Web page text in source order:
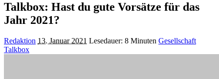
Talkbox: Hast du gute Vorsätze für das
Jahr 2021?
Posted
by
Redaktion 13. Januar 2021 Lesedauer: 8 Minuten Gesellschaft
Talkbox